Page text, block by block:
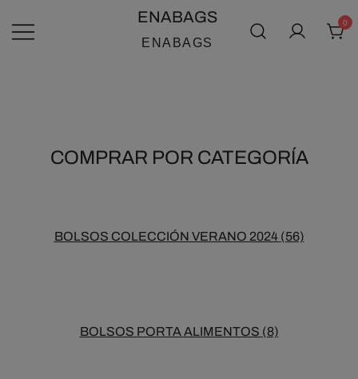
AL
ENABAGS
ENABAGS
0
COMPRAR POR CATEGORÍA
BOLSOS COLECCIÓN VERANO 2024 (56)
BOLSOS PORTA ALIMENTOS (8)